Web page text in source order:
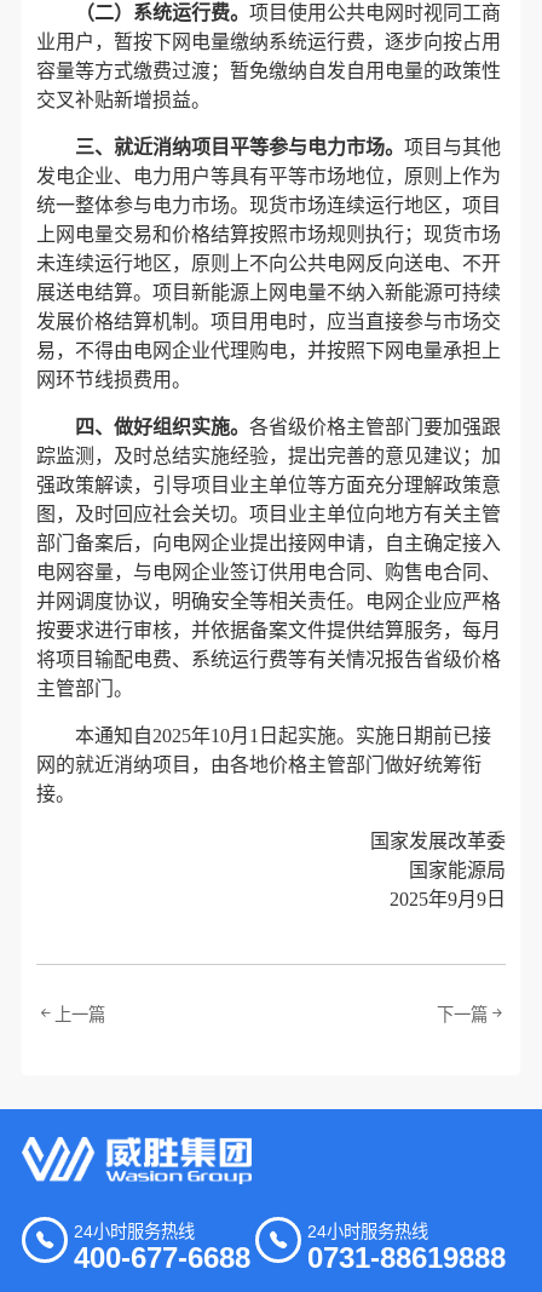
（二）系统运行费。项目使用公共电网时视同工商
业用户，暂按下网电量缴纳系统运行费，逐步向按占用
容量等方式缴费过渡；暂免缴纳自发自用电量的政策性
交叉补贴新增损益。
三、就近消纳项目平等参与电力市场。项目与其他
发电企业、电力用户等具有平等市场地位，原则上作为
统一整体参与电力市场。现货市场连续运行地区，项目
上网电量交易和价格结算按照市场规则执行；现货市场
未连续运行地区，原则上不向公共电网反向送电、不开
展送电结算。项目新能源上网电量不纳入新能源可持续
发展价格结算机制。项目用电时，应当直接参与市场交
易，不得由电网企业代理购电，并按照下网电量承担上
网环节线损费用。
四、做好组织实施。各省级价格主管部门要加强跟
踪监测，及时总结实施经验，提出完善的意见建议；加
强政策解读，引导项目业主单位等方面充分理解政策意
图，及时回应社会关切。项目业主单位向地方有关主管
部门备案后，向电网企业提出接网申请，自主确定接入
电网容量，与电网企业签订供用电合同、购售电合同、
并网调度协议，明确安全等相关责任。电网企业应严格
按要求进行审核，并依据备案文件提供结算服务，每月
将项目输配电费、系统运行费等有关情况报告省级价格
主管部门。
本通知自2025年10月1日起实施。实施日期前已接
网的就近消纳项目，由各地价格主管部门做好统筹衔
接。
国家发展改革委
国家能源局
2025年9月9日
上一篇 下一篇
24小时服务热线
400-677-6688
24小时服务热线
0731-88619888